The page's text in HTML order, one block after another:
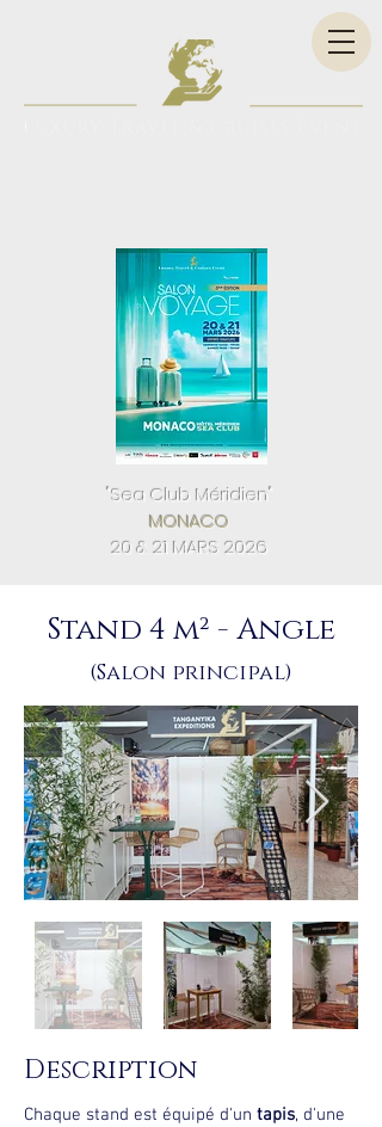
"Sea Club Méridien"
MONACO
20 & 21 MARS 2026
Stand 4 m² - Angle
(Salon principal)
Description
Chaque stand est équipé d'un tapis, d'une